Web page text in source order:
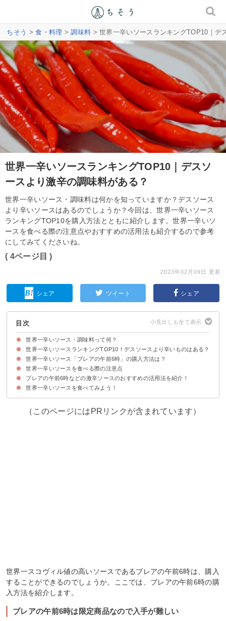
ちそう >食・料理 >調味料 > 世界一辛いソースランキングTOP10｜デ
世界一辛いソースランキングTOP10｜デスソ
ースより激辛の調味料がある？
世界一辛いソース・調味料は何かを知っていますか？デスソース
より辛いソースはあるのでしょうか？今回は、世界一辛いソース
ランキングTOP10を購入方法とともに紹介します。世界一辛いソ
ースを食べる際の注意点やおすすめの活用法も紹介するので参考
にしてみてくださいね。
( 4ページ目 )
2023年02月09日 更新
シェア ツイート シェア
目次
世界一辛いソース・調味料って何？
辛さの指標「スコヴィル値」について知っておこう
世界一辛いソースランキングTOP10！デスソースより辛いものはある？
【第10位】サドンデスソース・ジョロキア（10万SHU）
【第9位】激辛デスソース サタンブラッド（80万SHU）
【第8位】アカハチ辛すぎホットソース（105万SHU）
【第7位】ウルトラデスソース・ジャージーフューリー（117万3000SHU）
【第6位】ハバネロソースBEWARE（150万SHU）
【第5位】ブレアーズサルサソース（150万SHU）
【第4位】リーパーズハーベストチリソース（156万SHU）
【第3位】リーパーズハーベストチリソースフィーバー（220万SHU）
【第2位】ザ・ソース（710万SHU）
【第1位】ブレアの午前6時（1600万SHU）
世界一辛いソース「ブレアの午前6時」の購入方法は？
ブレアの午前6時は限定商品なので入手が難しい
ザ・ソースなどはネットで購入可能
世界一辛いソースを食べる際の注意点
①素手で触らない
②一気に食べない
ブレアの午前6時などの激辛ソースのおすすめの活用法を紹介！
①ピザなど料理にかける
②他の調味料と混ぜ合わせて食べやすくする
世界一辛いソースを食べてみよう！
（このページにはPRリンクが含まれています）
世界一スコヴィル値の高いソースであるブレアの午前6時は、購入
することができるのでしょうか。ここでは、ブレアの午前6時の購
入方法を紹介します。
ブレアの午前6時は限定商品なので入手が難しい